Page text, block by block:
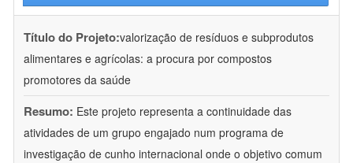
Título do Projeto:valorização de resíduos e subprodutos
alimentares e agrícolas: a procura por compostos
promotores da saúde
Resumo: Este projeto representa a continuidade das
atividades de um grupo engajado num programa de
investigação de cunho internacional onde o objetivo comum